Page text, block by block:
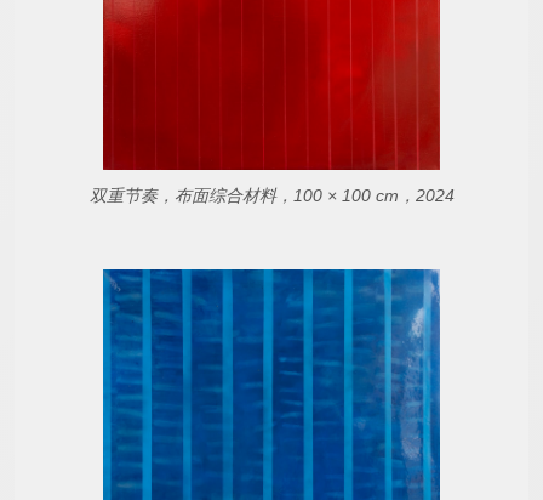
双重节奏，布面综合材料，100 × 100 cm，2024